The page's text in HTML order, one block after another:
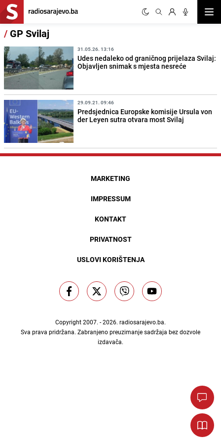
/ GP Svilaj
31.05.26. 13:16
Udes nedaleko od graničnog prijelaza Svilaj:
Objavljen snimak s mjesta nesreće
29.09.21. 09:46
Predsjednica Europske komisije Ursula von
der Leyen sutra otvara most Svilaj
MARKETING
IMPRESSUM
KONTAKT
PRIVATNOST
USLOVI KORIŠTENJA
Copyright 2007. - 2026. radiosarajevo.ba.
Sva prava pridržana. Zabranjeno preuzimanje sadržaja bez dozvole
izdavača.